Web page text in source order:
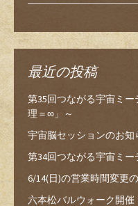
最近の投稿
第35回つながる宇宙ミ
理＝∞」～
宇宙脳セッションのお知
第34回つながる宇宙ミ
6/14(日)の営業時間変更
六本松バルウォーク開催